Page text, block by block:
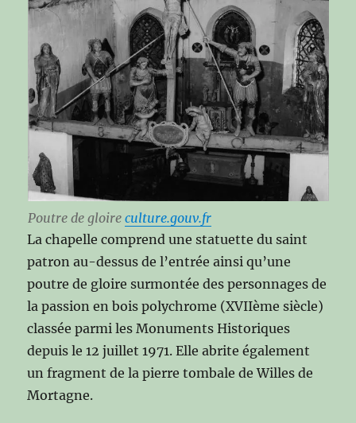
Poutre de gloire culture.gouv.fr
La chapelle comprend une statuette du saint
patron au-dessus de l’entrée ainsi qu’une
poutre de gloire surmontée des personnages de
la passion en bois polychrome (XVIIème siècle)
classée parmi les Monuments Historiques
depuis le 12 juillet 1971. Elle abrite également
un fragment de la pierre tombale de Willes de
Mortagne.